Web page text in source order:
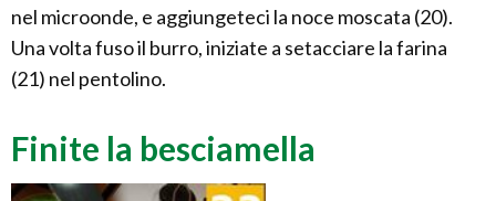
nel microonde, e aggiungeteci la noce moscata (20).
Una volta fuso il burro, iniziate a setacciare la farina
(21) nel pentolino.
Finite la besciamella